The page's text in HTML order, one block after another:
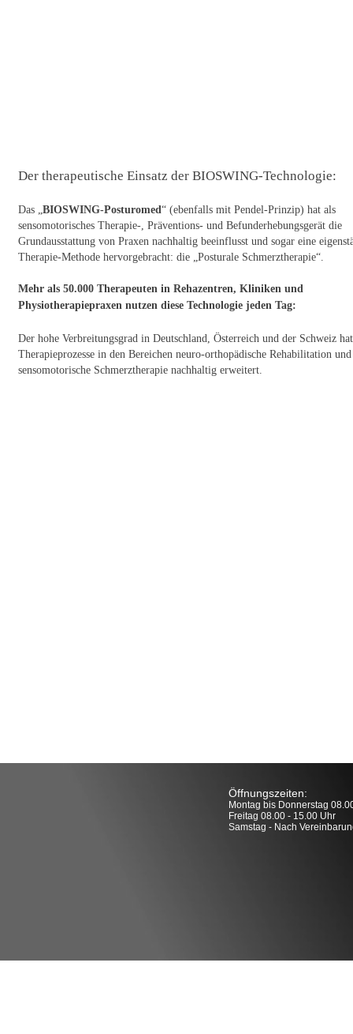
Der therapeutische Einsatz der BIOSWING-Technologie:
Das „BIOSWING-Posturomed“ (ebenfalls mit Pendel-Prinzip) hat als
sensomotorisches Therapie-, Präventions- und Befunderhebungsgerät die
Grundausstattung von Praxen nachhaltig beeinflusst und sogar eine
Therapie-Methode hervorgebracht: die „Posturale Schmerztherapie“.
Mehr als 50.000 Therapeuten in Rehazentren, Kliniken und
Physiotherapiepraxen nutzen diese Technologie jeden Tag:
Der hohe Verbreitungsgrad in Deutschland, Österreich und der Schweiz
Therapieprozesse in den Bereichen neuro-orthopädische Rehabilitation und
sensomotorische Schmerztherapie nachhaltig erweitert.
Öffnungszeiten:
Montag bis Donnerstag
Freitag 08.00 - 15.00 Uhr
Samstag - Nach